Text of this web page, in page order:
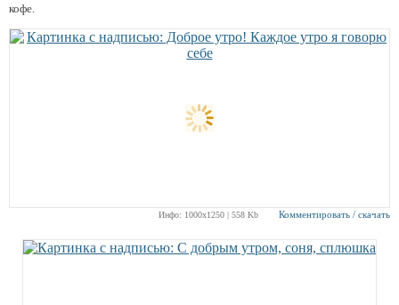
кофе.
Инфо: 1000х1250 | 558 Kb Комментировать / скачать